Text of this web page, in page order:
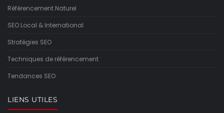
Référencement Naturel
SEO Local & International
Stratégies SEO
Techniques de référencement
Tendances SEO
LIENS UTILES